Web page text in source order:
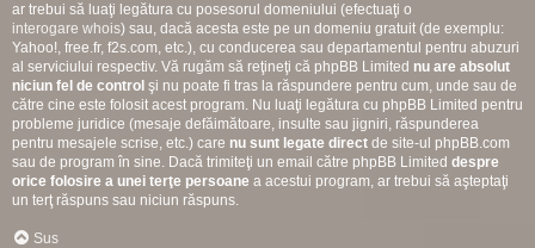
ar trebui să luaţi legătura cu posesorul domeniului (efectuaţi o
interogare whois) sau, dacă acesta este pe un domeniu gratuit (de exemplu:
Yahoo!, free.fr, f2s.com, etc.), cu conducerea sau departamentul pentru abuzuri
al serviciului respectiv. Vă rugăm să reţineţi că phpBB Limited nu are absolut
niciun fel de control şi nu poate fi tras la răspundere pentru cum, unde sau de
către cine este folosit acest program. Nu luaţi legătura cu phpBB Limited pentru
probleme juridice (mesaje defăimătoare, insulte sau jigniri, răspunderea
pentru mesajele scrise, etc.) care nu sunt legate direct de site-ul phpBB.com
sau de program în sine. Dacă trimiteţi un email către phpBB Limited despre
orice folosire a unei terţe persoane a acestui program, ar trebui să aşteptaţi
un terţ răspuns sau niciun răspuns.
Sus